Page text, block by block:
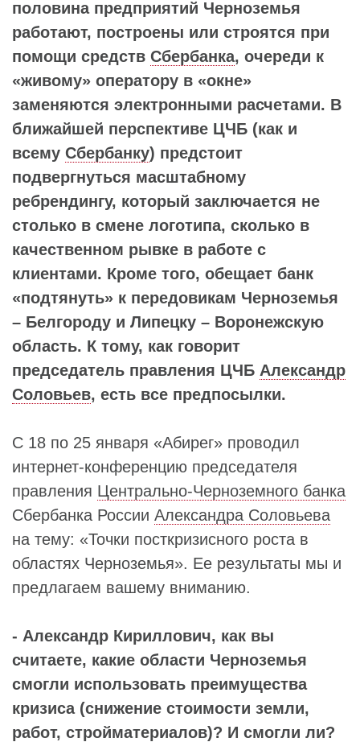
половина предприятий Черноземья
работают, построены или строятся при
помощи средств Сбербанка, очереди к
«живому» оператору в «окне»
заменяются электронными расчетами. В
ближайшей перспективе ЦЧБ (как и
всему Сбербанку) предстоит
подвергнуться масштабному
ребрендингу, который заключается не
столько в смене логотипа, сколько в
качественном рывке в работе с
клиентами. Кроме того, обещает банк
«подтянуть» к передовикам Черноземья
– Белгороду и Липецку – Воронежскую
область. К тому, как говорит
председатель правления ЦЧБ Александр
Соловьев, есть все предпосылки.
С 18 по 25 января «Абирег» проводил
интернет-конференцию председателя
правления Центрально-Черноземного банка
Сбербанка России Александра Соловьева
на тему: «Точки посткризисного роста в
областях Черноземья». Ее результаты мы и
предлагаем вашему вниманию.
- Александр Кириллович, как вы
считаете, какие области Черноземья
смогли использовать преимущества
кризиса (снижение стоимости земли,
работ, стройматериалов)? И смогли ли?